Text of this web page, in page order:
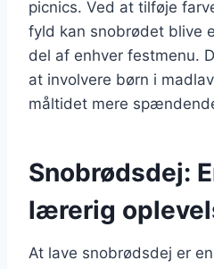
picnics. Ved at tilføje
fyld kan snobrødet blive
del af enhver festmenu.
at involvere børn i
måltidet mere
Snobrødsdej:
lærerig
At lave snobrødsdej er